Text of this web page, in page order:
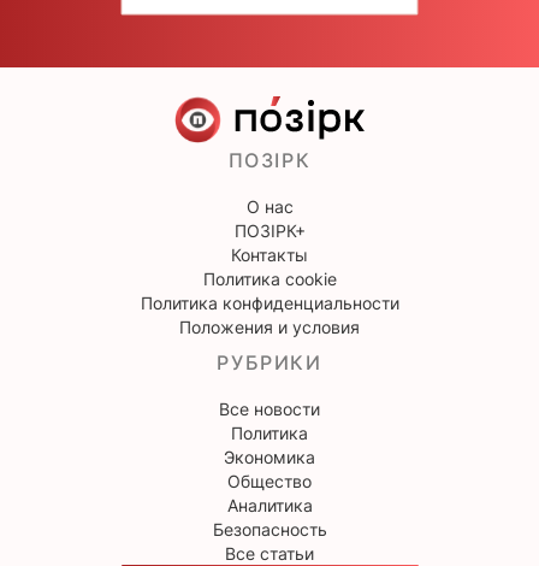
ПОЗІРК
О нас
ПОЗІРК+
Контакты
Политика cookie
Политика конфиденциальности
Положения и условия
РУБРИКИ
Все новости
Политика
Экономика
Общество
Аналитика
Безопасность
Все статьи